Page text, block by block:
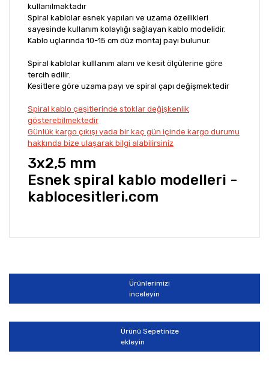
kullanılmaktadır
Spiral kablolar esnek yapıları ve uzama özellikleri
sayesinde kullanım kolaylığı sağlayan kablo modelidir.
Kablo uçlarında 10-15 cm düz montaj payı bulunur.
Spiral kablolar kulllanım alanı ve kesit ölçülerine göre
tercih edilir.
Kesitlere göre uzama payı ve spiral çapı değişmektedir
Spiral kablo çeşitlerinde stoklar değişkenlik
gösterebilmektedir
Günlük kargo çıkışı yada bir kaç gün içinde kargo durumu
hakkında bize ulaşarak bilgi alabilirsiniz
3x2,5 mm
Esnek spiral kablo modelleri -
kablocesitleri.com
Yorum Yaz
Bu ürünün fiyat bilgisi, resim, ürün açıklamalarında ve
Görüş ve önerileriniz için teşekkür ederiz.
Ürün resmi kalitesiz, bozuk veya görüntülenemiyor.
Ürün açıklamasında eksik bilgiler bulunuyor.
Ürün bilgilerinde hatalar bulunuyor.
Ürün fiyatı diğer sitelerden daha pahalı.
Ürünlerimizi
inceleyin
Ürünü Sepetinize
ekleyin